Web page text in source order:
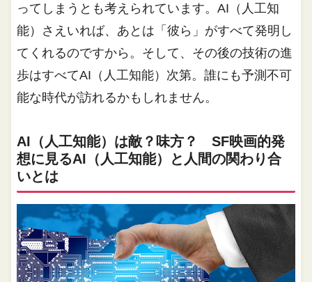
ってしまうとも考えられています。AI（人工知
能）さえいれば、あとは「彼ら」がすべて発明し
てくれるのですから。そして、その後の技術の進
歩はすべてAI（人工知能）次第。誰にも予測不可
能な時代が訪れるかもしれません。
AI（人工知能）は敵？味方？ SF映画的発
想に見るAI（人工知能）と人間の関わり合
いとは